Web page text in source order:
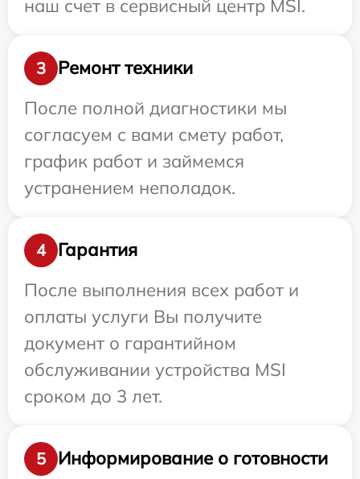
наш счет в сервисный центр MSI.
3
Ремонт техники
После полной диагностики мы
согласуем с вами смету работ,
график работ и займемся
устранением неполадок.
4
Гарантия
После выполнения всех работ и
оплаты услуги Вы получите
документ о гарантийном
обслуживании устройства MSI
сроком до 3 лет.
5
Информирование о готовности